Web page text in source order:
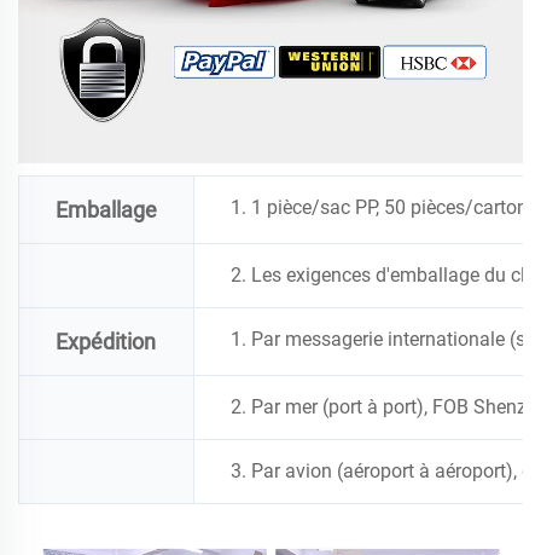
Emballage 1. 1 pièce/sac PP, 50 pièces/carton
2. Les exigences d'emballage du
Expédition 1. Par messagerie internationale
2. Par mer (port à port), FOB
3. Par avion (aéroport à aéroport),